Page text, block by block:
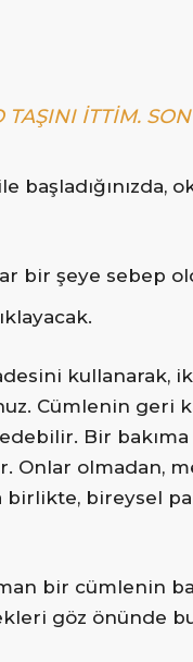
TAŞINI ITTIM.
bir şeye sebep
kullanarak,
Cümlenin geri
Bir
Onlar olmadan,
birlikte, bireysel
bir cümlenin
göz önünde